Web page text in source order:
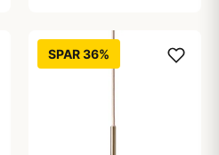
SPAR 36%